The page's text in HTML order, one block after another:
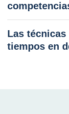
Las
tiempos en